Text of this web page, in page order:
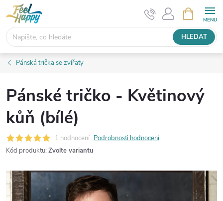
Přejít
na
obsah
HLEDAT
NÁKUPNÍ
KOŠÍK
Pánská trička se zvířaty
Pánské tričko - Květinový
kůň (bílé)
1 hodnocení Podrobnosti hodnocení
Kód produktu: Zvolte variantu